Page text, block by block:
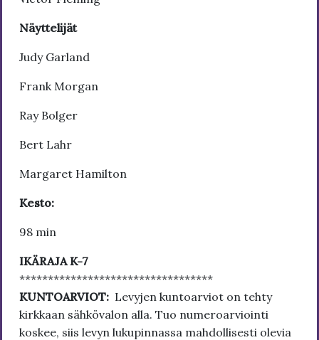
Näyttelijät
Judy Garland
Frank Morgan
Ray Bolger
Bert Lahr
Margaret Hamilton
Kesto:
98 min
IKÄRAJA K-7
**********************************
KUNTOARVIOT: Levyjen kuntoarviot on tehty
kirkkaan sähkövalon alla. Tuo numeroarviointi
koskee, siis levyn lukupinnassa mahdollisesti olevia